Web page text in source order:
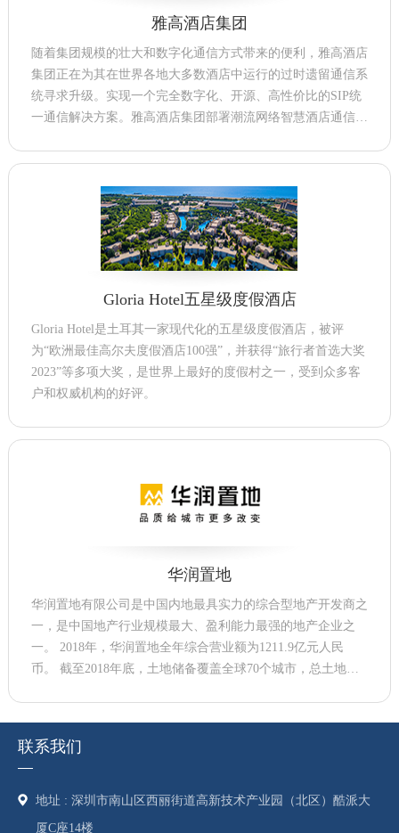
雅高酒店集团
随着集团规模的壮大和数字化通信方式带来的便利，雅高酒店
集团正在为其在世界各地大多数酒店中运行的过时遗留通信系
统寻求升级。实现一个完全数字化、开源、高性价比的SIP统
一通信解决方案。雅高酒店集团部署潮流网络智慧酒店通信解
服务。
Gloria Hotel五星级度假酒店
Gloria Hotel是土耳其一家现代化的五星级度假酒店，被评
为“欧洲最佳高尔夫度假酒店100强”，并获得“旅行者首选大奖
2023”等多项大奖，是世界上最好的度假村之一，受到众多客
户和权威机构的好评。
华润置地
华润置地有限公司是中国内地最具实力的综合型地产开发商之
一，是中国地产行业规模最大、盈利能力最强的地产企业之
一。 2018年，华润置地全年综合营业额为1211.9亿元人民
币。 截至2018年底，土地储备覆盖全球70个城市，总土地储
联系我们
地址 : 深圳市南山区西丽街道高新技术产业园（北区）酷派大
厦C座14楼